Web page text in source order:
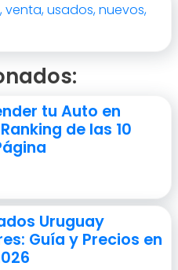
venta,usados,nuevos,
tu Auto en
de las 10
Uruguay
Guía y Precios en